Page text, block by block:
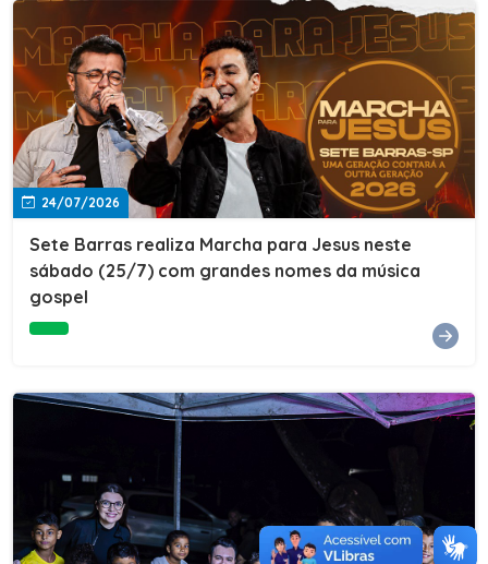
24/07/2026
Sete Barras realiza Marcha para Jesus neste
sábado (25/7) com grandes nomes da música
gospel